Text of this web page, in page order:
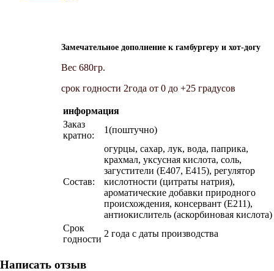
Замечательное дополнение к гамбургеру и хот-догу
Вес 680гр.
срок годности 2года от 0 до +25 градусов
информация
Заказ
кратно:
1(поштучно)
Состав:
огурцы, сахар, лук, вода, паприка,
крахмал, уксусная кислота, соль,
загустители (E407, E415), регулятор
кислотности (цитраты натрия),
ароматические добавки природного
происхождения, консервант (Е211),
антиокислитель (аскорбиновая кислота)
Срок
годности
2 года с даты производства
Написать отзыв